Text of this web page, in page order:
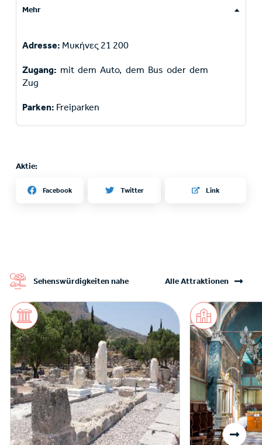
Mehr
Adresse: Μυκήνες 21 200
Zugang: mit dem Auto, dem Bus oder dem
Zug
Parken: Freiparken
Aktie:
Facebook Twitter Link
Sehenswürdigkeiten nahe Alle Attraktionen